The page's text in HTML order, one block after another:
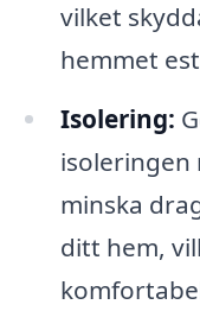
vilket
hemmet
Isolering:
isoleringen
minska
ditt hem,